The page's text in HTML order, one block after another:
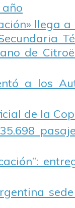
llega
de
a los
de la